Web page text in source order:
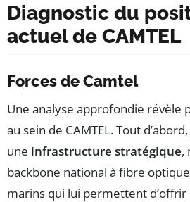
Diagnostic du
actuel de CAMTEL
Forces de Camtel
Une analyse approfondie révèle
au sein de CAMTEL. Tout
une infrastructure stratégique,
backbone national à fibre
marins qui lui permettent